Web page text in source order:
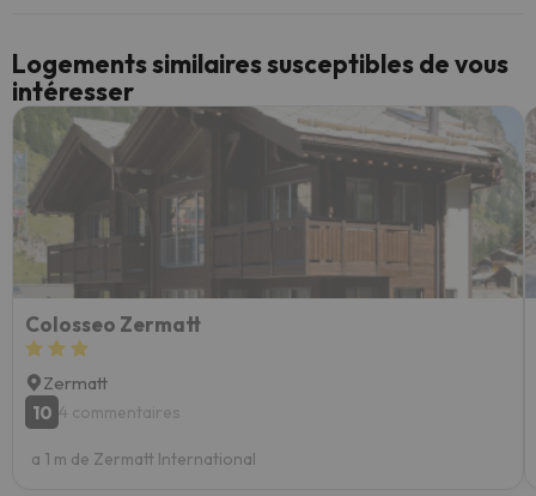
Logements similaires susceptibles de vous
intéresser
Colosseo Zermatt
Zermatt
10 4 commentaires
a 1 m de Zermatt International